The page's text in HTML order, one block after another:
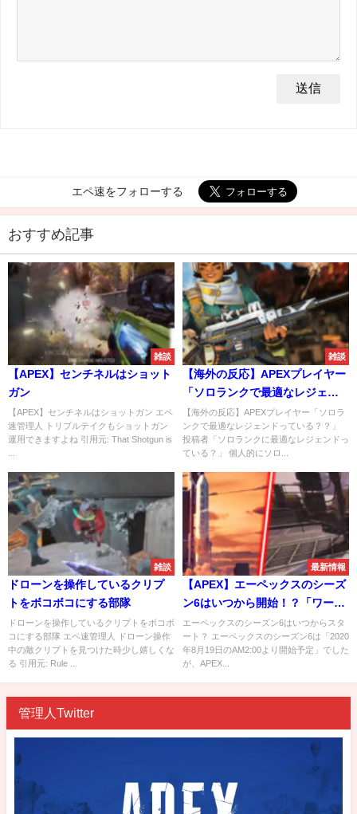
エペ速をフォローする
おすすめ記事
雑談
【APEX】センチネルはショット
ガン
【APEX】センチネルはショットガン エペ
速管理人 トリプルテイクもショットガン
運用できますよね 引用元: That Shotgun is
雑談
【海外の反応】APEXプレイヤー
「ソロランクで最適なレジェン
ドっている？？」
【海外の反応】APEXプレイヤー「ソロラ
ンクで最適なレジェンドっている？？」
投稿者「ソロランクに最適なレジェンドっ
ている？」 個人的にソロ...
雑談
ドローンを操作しているクリプ
トをボコボコにする部隊
ドローンを操作しているクリプトをボコボ
コにする部隊 エペ速管理人 ドローン操作
中の敵クリプトを見つけた時少し嬉しくな
る 引用元: Rule ...
最新情報
【APEX】エーペックスのシーズ
ン6はいつから開始！？「ワール
ズエッジ」や「キングスキャニ
オン」のマップ変更情報など
エーペックスのシーズン6はいつからスタ
ート？ エーペックスのシーズン6は「2020
年8月19日のAM2:00より開始予定」でした
が、APEX...
管理人Twitter